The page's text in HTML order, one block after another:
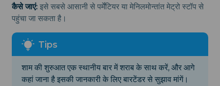
कैसे जाएं: इसे सबसे आसानी से पर्मेंटियर या मेनिलमोन्तांत मेट्रो स्टॉप से
पहुंचा जा सकता है।
शाम की शुरुआत एक स्थानीय बार में शराब के साथ करें, और आगे
कहां जाना है इसकी जानकारी के लिए बारटेंडर से सुझाव मांगें।